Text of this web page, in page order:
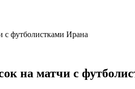
с футболистками Ирана
на матчи с